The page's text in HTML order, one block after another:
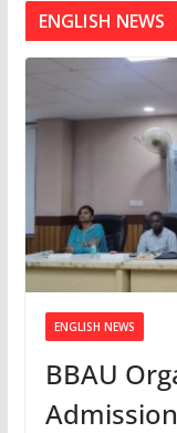
ENGLISH NEWS
ENGLISH NEWS
BBAU